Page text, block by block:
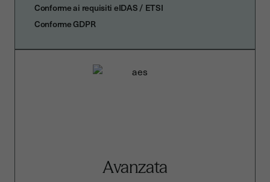
Conforme ai requisiti eIDAS / ETSI
Conforme GDPR
Avanzata